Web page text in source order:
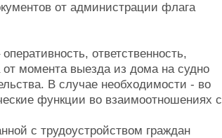
от администрации флага
ответственность,
момента выезда из дома на судно
В случае необходимости - во
функции во взаимоотношениях с
с трудоустройством граждан